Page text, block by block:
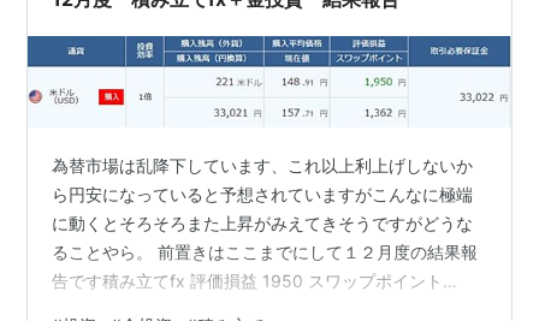
為替市場は乱降下しています、これ以上利上げしないか
ら円安になっていると予想されていますがこんなに極端
に動くとそろそろまた上昇がみえてきそうですがどうな
ることやら。 前置きはここまでにして１２月度の結果報
告です積み立てfx 評価損益 1950 スワップポイント